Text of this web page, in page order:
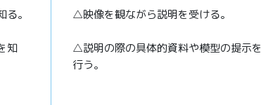
。
知
△映像を観ながら説明を受ける。
△説明の際の具体的資料や模型の提示を
行う。